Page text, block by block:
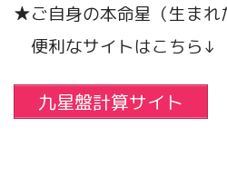
★ご自身の本命星（生まれ
便利なサイトはこちら↓
九星盤計算サイト